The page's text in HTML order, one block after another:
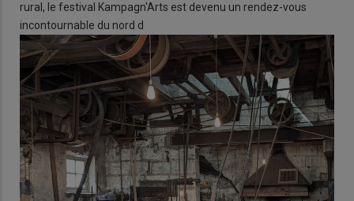
rural, le festival Kampagn'Arts est devenu un rendez-vous
incontournable du nord d